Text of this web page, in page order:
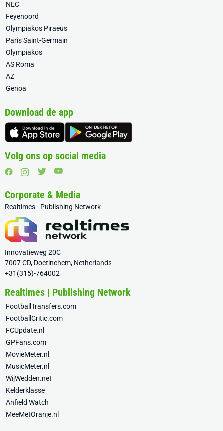
NEC
Feyenoord
Olympiakos Piraeus
Paris Saint-Germain
Olympiakos
AS Roma
AZ
Genoa
Download de app
Volg ons op social media
Corporate & Media
Realtimes - Publishing Network
Innovatieweg 20C
7007 CD, Doetinchem, Netherlands
+31(315)-764002
Realtimes | Publishing Network
FootballTransfers.com
FootballCritic.com
FCUpdate.nl
GPFans.com
MovieMeter.nl
MusicMeter.nl
WijWedden.net
Kelderklasse
Anfield Watch
MeeMetOranje.nl